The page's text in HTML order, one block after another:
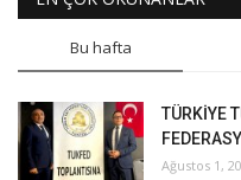
Bu hafta
TÜRKİYE
Ağustos 1,